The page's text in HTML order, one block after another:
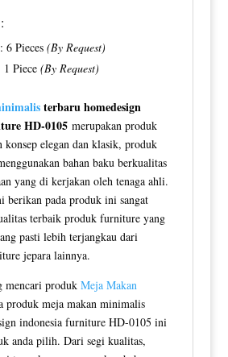
6 Pieces (By Request)
Piece (By Request)
terbaru homedesign
HD-0105merupakan produk
konsep elegan dan klasik, produk
bahan baku berkualitas
yang di kerjakan oleh tenaga ahli.
berikan pada produk ini sangat
terbaik produk furniture yang
pasti lebih terjangkau dari
jepara lainnya.
mencari produk Meja Makan
produk meja makan minimalis
indonesia furniture HD-0105 ini
anda pilih. Dari segi kualitas,